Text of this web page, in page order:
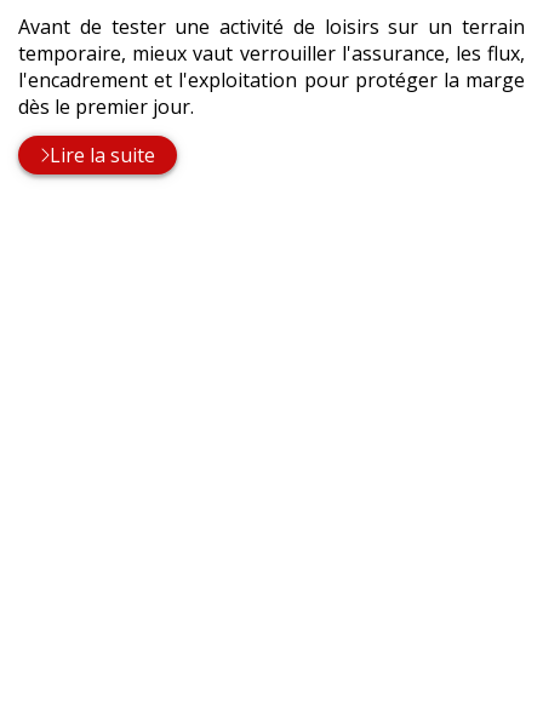
Avant de tester une activité de loisirs sur un terrain
temporaire, mieux vaut verrouiller l'assurance, les flux,
l'encadrement et l'exploitation pour protéger la marge
dès le premier jour.
Lire la suite